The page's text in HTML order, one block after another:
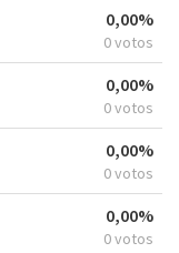
0,00%
0 votos
0,00%
0 votos
0,00%
0 votos
0,00%
0 votos